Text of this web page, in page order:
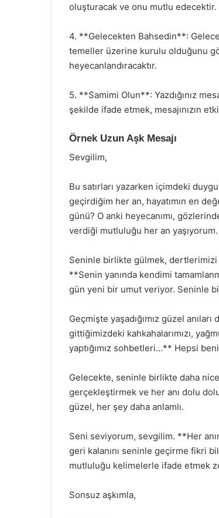
oluşturacak ve onu mutlu edecektir.
4. **Gelecekten Bahsedin**:
temeller üzerine kurulu olduğunu
heyecanlandıracaktır.
5. **Samimi Olun**: Yazdığınız
şekilde ifade etmek, mesajınızın
Örnek Uzun Aşk Mesajı
Sevgilim,
Bu satırları yazarken içimdeki
geçirdiğim her an, hayatımın en
günü? O anki heyecanımı,
verdiği mutluluğu her an yaşıyorum.
Seninle birlikte gülmek,
**Senin yanında kendimi
gün yeni bir umut veriyor. Seninle
Geçmişte yaşadığımız güzel
gittiğimizdeki kahkahalarımızı,
yaptığımız sohbetleri…** Hepsi
Gelecekte, seninle birlikte daha
gerçekleştirmek ve her anı dolu
güzel, her şey daha anlamlı.
Seni seviyorum, sevgilim. **Her
geri kalanını seninle geçirme fikri
mutluluğu kelimelerle ifade etmek
Sonsuz aşkımla,